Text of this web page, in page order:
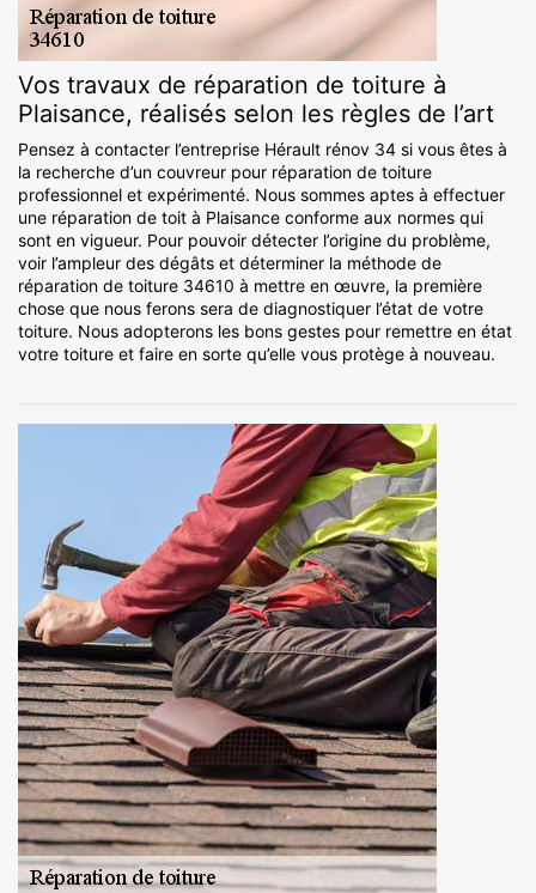
Vos travaux de réparation de toiture à
Plaisance, réalisés selon les règles de l’art
Pensez à contacter l’entreprise Hérault rénov 34 si vous êtes à
la recherche d’un couvreur pour réparation de toiture
professionnel et expérimenté. Nous sommes aptes à effectuer
une réparation de toit à Plaisance conforme aux normes qui
sont en vigueur. Pour pouvoir détecter l’origine du problème,
voir l’ampleur des dégâts et déterminer la méthode de
réparation de toiture 34610 à mettre en œuvre, la première
chose que nous ferons sera de diagnostiquer l’état de votre
toiture. Nous adopterons les bons gestes pour remettre en état
votre toiture et faire en sorte qu’elle vous protège à nouveau.